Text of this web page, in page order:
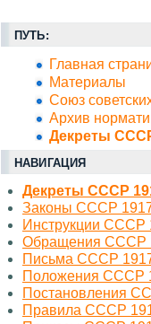
ПУТЬ:
Главная
Материалы
Союз
Архив
Декреты
НАВИГАЦИЯ
Декреты СССР
Законы СССР
Инструкции СССР
Обращения СССР
Письма СССР
Положения СССР
Постановления
Правила СССР